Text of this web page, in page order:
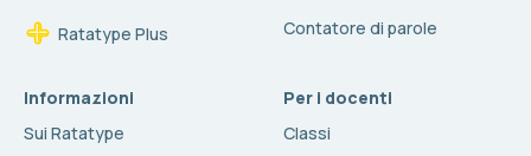
Ratatype Plus
Contatore di parole
Informazioni
Sui Ratatype
Per i docenti
Classi